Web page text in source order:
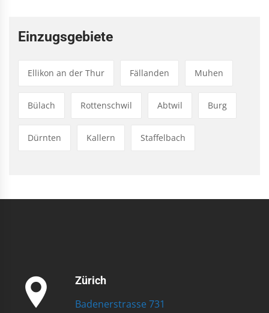
Einzugsgebiete
Ellikon an der Thur Fällanden Muhen
Bülach Rottenschwil Abtwil Burg
Dürnten Kallern Staffelbach
Zürich
Badenerstrasse 731